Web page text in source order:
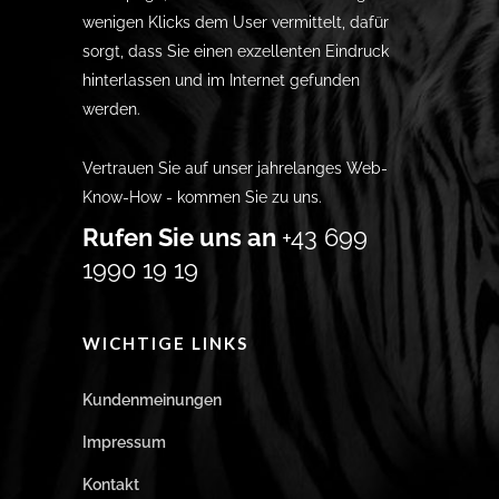
wenigen Klicks dem User vermittelt, dafür
sorgt, dass Sie einen exzellenten Eindruck
hinterlassen und im Internet gefunden
werden.
Vertrauen Sie auf unser jahrelanges Web-
Know-How - kommen Sie zu uns.
Rufen Sie uns an +43 699
1990 19 19
WICHTIGE LINKS
Kundenmeinungen
Impressum
Kontakt